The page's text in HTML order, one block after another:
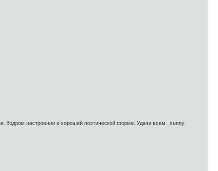
бодром настроении и хорошей поэтической форме. Удачи всем. :sunny: